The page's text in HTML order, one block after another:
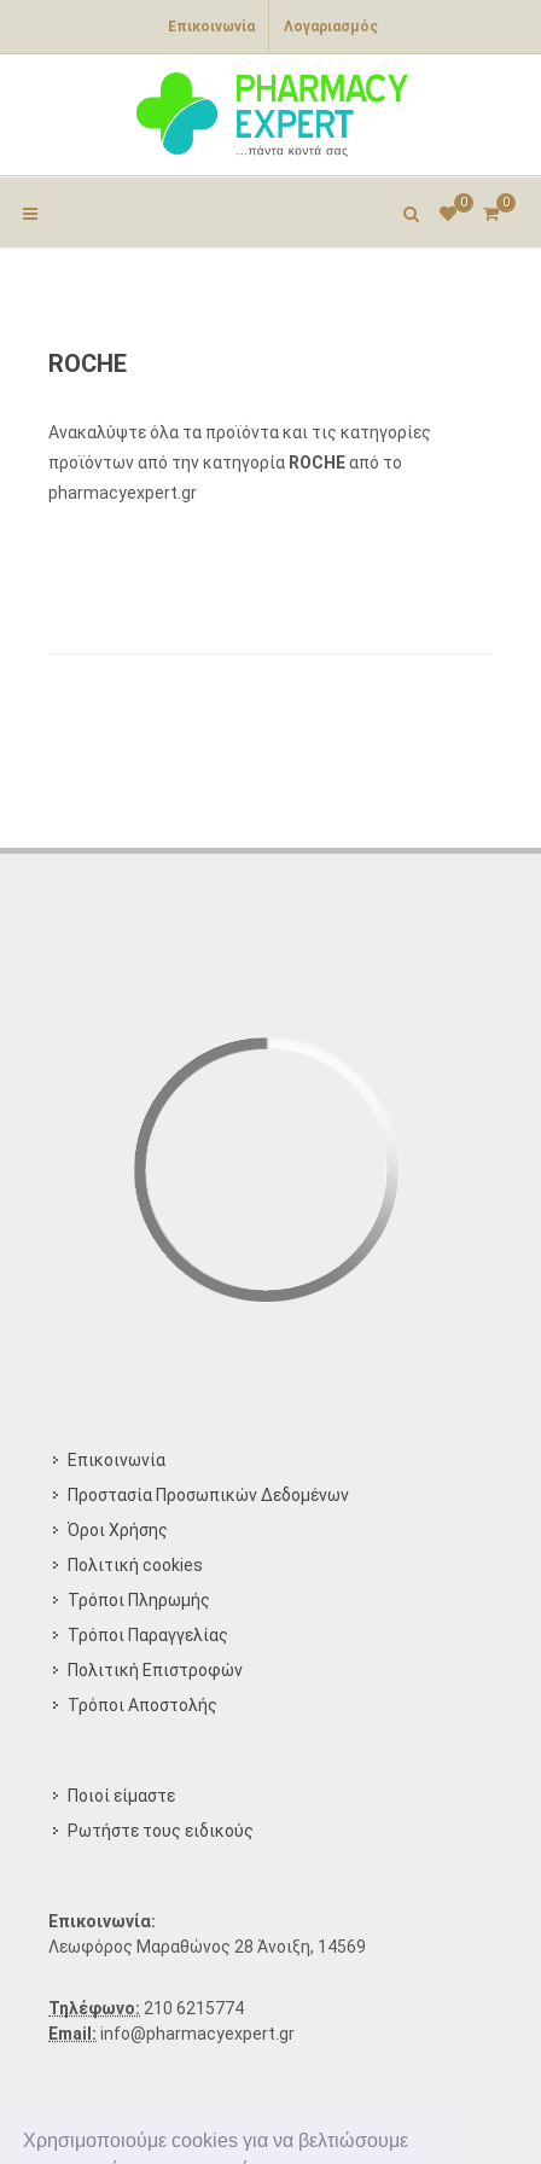
Χρησιμοποιούμε cookies για να βελτιώσουμε
Επικοινωνία Λογαριασμός
0
0
ROCHE
Ανακαλύψτε όλα τα προϊόντα και τις κατηγορίες
προϊόντων από την κατηγορία ROCHEαπό το
pharmacyexpert.gr
Επικοινωνία
Προστασία Προσωπικών Δεδομένων
Όροι Χρήσης
Πολιτική cookies
Τρόποι Πληρωμής
Τρόποι Παραγγελίας
Πολιτική Επιστροφών
Τρόποι Aποστολής
Ποιοί είμαστε
Ρωτήστε τους ειδικούς
Επικοινωνία:
Λεωφόρος Μαραθώνος 28 Άνοιξη, 14569
Τηλέφωνο: 210 6215774
Email: info@pharmacyexpert.gr